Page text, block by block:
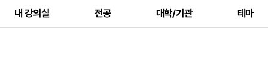
내 강의실 전공 대학/기관 테마